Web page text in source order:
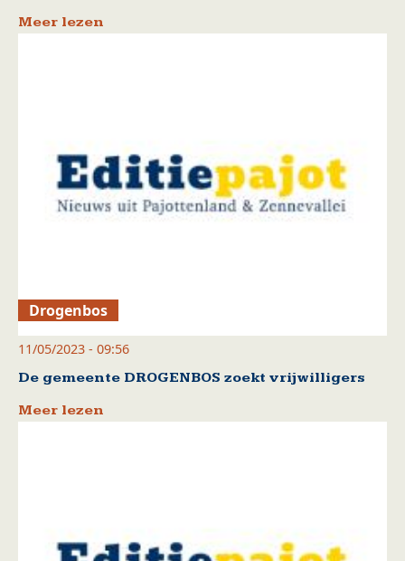
Meer lezen
Drogenbos
11/05/2023 - 09:56
De gemeente DROGENBOS zoekt vrijwilligers
Meer lezen